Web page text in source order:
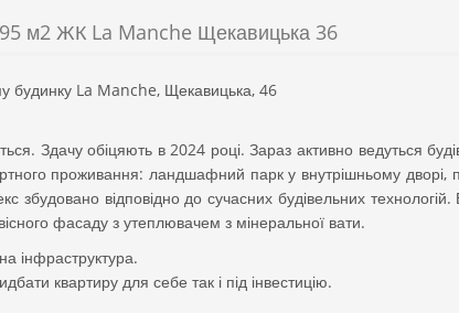
м2 ЖК La Manche Щекавицька 36
будинку La Manche, Щекавицька, 46
Здачу обіцяють в 2024 році. Зараз активно ведуться
проживання: ландшафний парк у внутрішньому дворі,
збудовано відповідно до сучасних будівельних
фасаду з утеплювачем з мінеральної вати.
інфраструктура.
квартиру для себе так і під інвестицію.